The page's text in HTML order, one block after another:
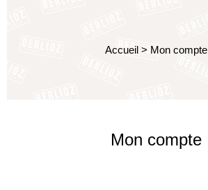
Accueil> Mon compte
Mon compte